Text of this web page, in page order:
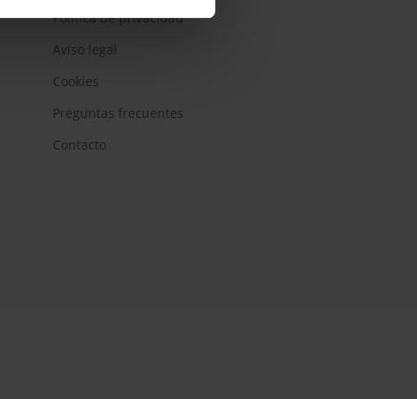
Política de privacidad
Aviso legal
Cookies
Preguntas frecuentes
Contacto